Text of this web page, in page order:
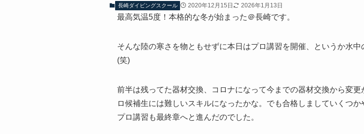
長崎ダイビングスクール 2020年12月15日 2026年1月13日
最高気温5度！本格的な冬が始まった＠長崎です。
そんな陸の寒さを物ともせずに本日はプロ講習を開催、というか水
(笑)
前半は残ってた器材交換、コロナになって今までの器材交換から変
ロ候補生には難しいスキルになったかな。でも合格しましていくつ
プロ講習も最終章へと進んだのでした。